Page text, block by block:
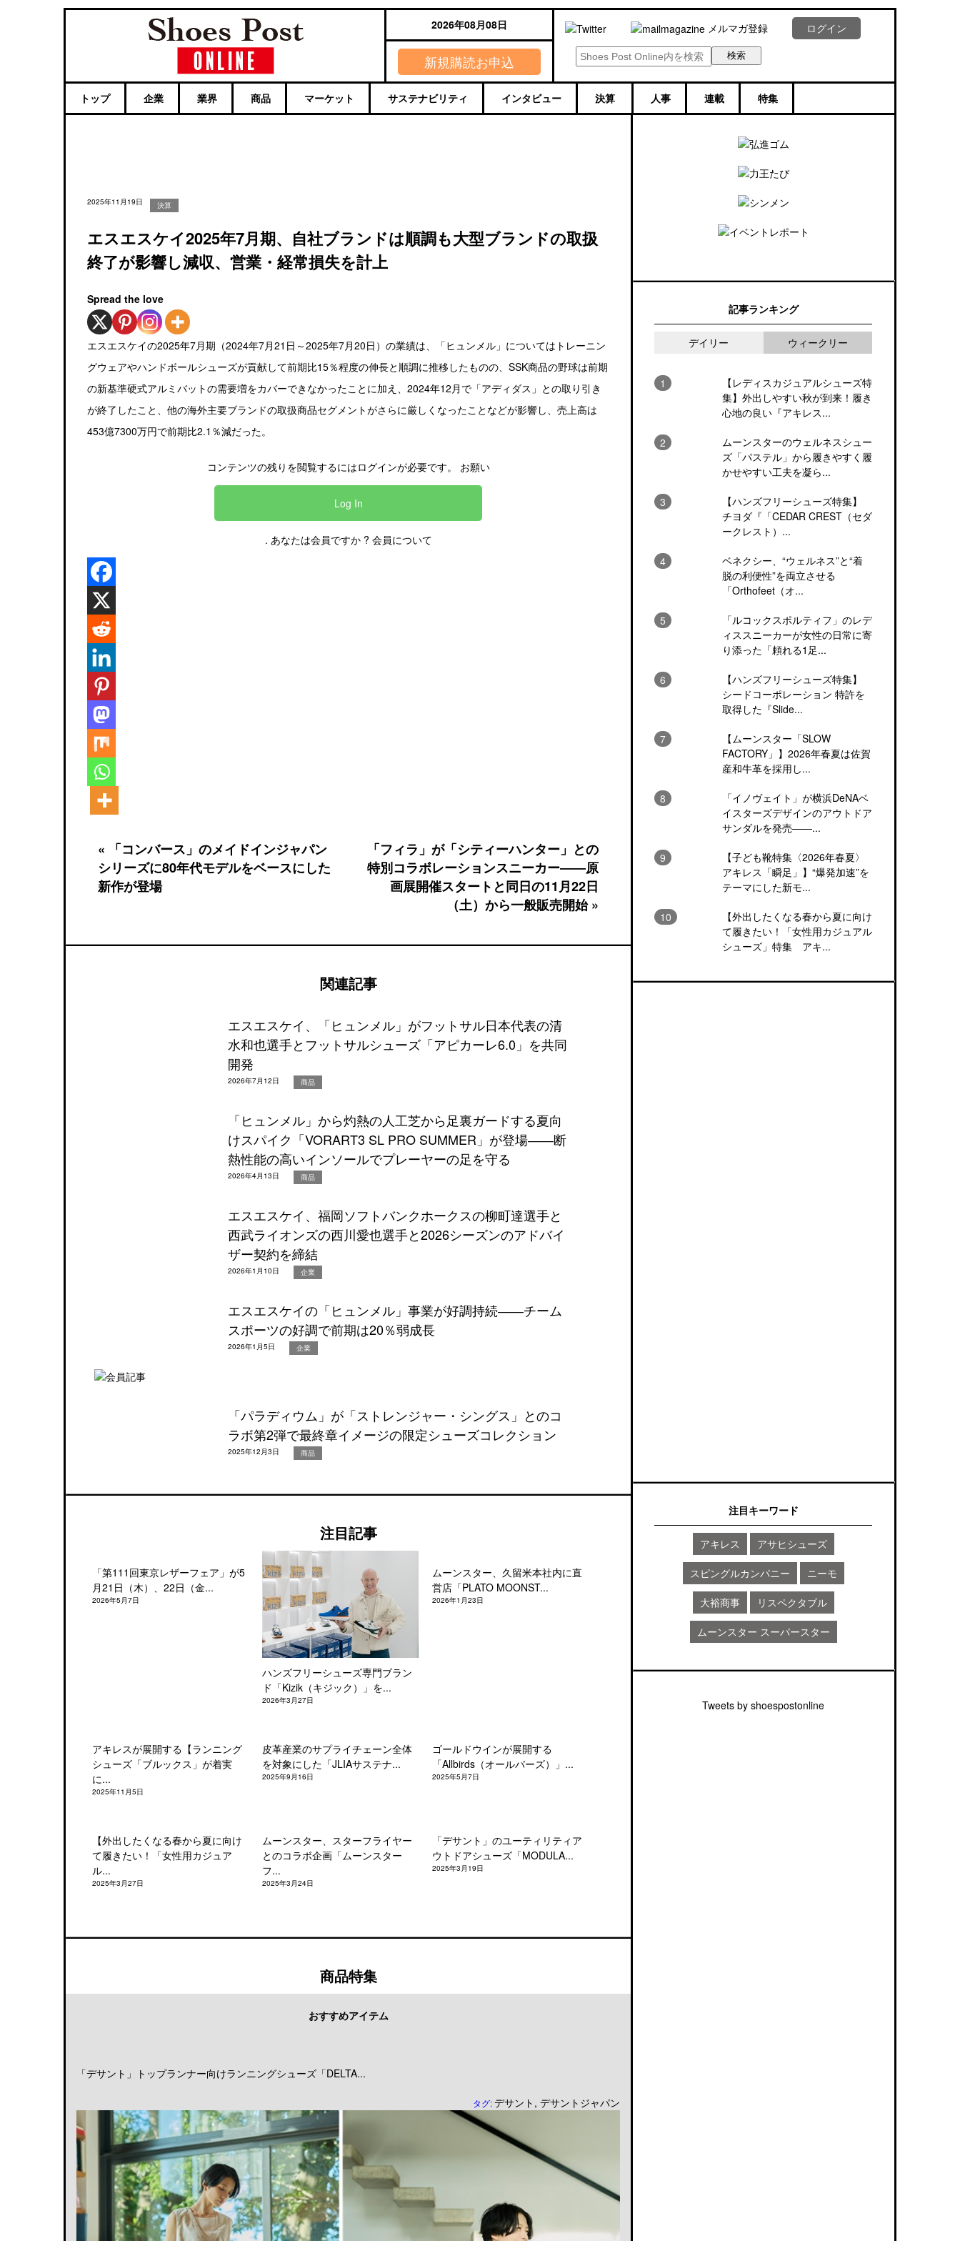
2026年08月08日
新規購読お申込
メルマガ登録 ログイン
トップ 企業 業界 商品 マーケット サステナビリティ インタビュー 決算 人事 連載 特集
2025年11月19日 決算
エスエスケイ2025年7月期、自社ブランドは順調も大型ブランドの取扱
終了が影響し減収、営業・経常損失を計上
Spread the love
エスエスケイの2025年7月期（2024年7月21日～2025年7月20日）の業績は、「ヒュンメル」についてはトレーニン
グウェアやハンドボールシューズが貢献して前期比15％程度の伸長と順調に推移したものの、SSK商品の野球は前期
の新基準硬式アルミバットの需要増をカバーできなかったことに加え、2024年12月で「アディダス」との取り引き
が終了したこと、他の海外主要ブランドの取扱商品セグメントがさらに厳しくなったことなどが影響し、売上高は
453億7300万円で前期比2.1％減だった。
コンテンツの残りを閲覧するにはログインが必要です。 お願い
Log In
. あなたは会員ですか ? 会員について
« 「コンバース」のメイドインジャパン
シリーズに80年代モデルをベースにした
新作が登場
「フィラ」が「シティーハンター」との
特別コラボレーションスニーカー――原
画展開催スタートと同日の11月22日
（土）から一般販売開始 »
関連記事
エスエスケイ、「ヒュンメル」がフットサル日本代表の清
水和也選手とフットサルシューズ「アピカーレ6.0」を共同
開発
2026年7月12日 商品
「ヒュンメル」から灼熱の人工芝から足裏ガードする夏向
けスパイク「VORART3 SL PRO SUMMER」が登場――断
熱性能の高いインソールでプレーヤーの足を守る
2026年4月13日 商品
エスエスケイ、福岡ソフトバンクホークスの柳町達選手と
西武ライオンズの西川愛也選手と2026シーズンのアドバイ
ザー契約を締結
2026年1月10日 企業
エスエスケイの「ヒュンメル」事業が好調持続――チーム
スポーツの好調で前期は20％弱成長
2026年1月5日 企業
「パラディウム」が「ストレンジャー・シングス」とのコ
ラボ第2弾で最終章イメージの限定シューズコレクション
2025年12月3日 商品
注目記事
「第111回東京レザーフェア」が5
月21日（木）、22日（金...
2026年5月7日
ハンズフリーシューズ専門ブラン
ド「Kizik（キジック）」を...
2026年3月27日
ムーンスター、久留米本社内に直
営店「PLATO MOONST...
2026年1月23日
アキレスが展開する【ランニング
シューズ「ブルックス」が着実
に...
2025年11月5日
皮革産業のサプライチェーン全体
を対象にした「JLIAサステナ...
2025年9月16日
ゴールドウインが展開する
「Allbirds（オールバーズ）」...
2025年5月7日
【外出したくなる春から夏に向け
て履きたい！「女性用カジュア
ル...
2025年3月27日
ムーンスター、スターフライヤー
とのコラボ企画「ムーンスター
フ...
2025年3月24日
「デサント」のユーティリティア
ウトドアシューズ「MODULA...
2025年3月19日
商品特集
おすすめアイテム
「デサント」トップランナー向けランニングシューズ「DELTA...
タグ:デサント , デサントジャパン
記事ランキング
デイリー ウィークリー
【レディスカジュアルシューズ特
集】外出しやすい秋が到来！履き
心地の良い『アキレス...
ムーンスターのウェルネスシュー
ズ「パステル」から履きやすく履
かせやすい工夫を凝ら...
【ハンズフリーシューズ特集】
チヨダ『「CEDAR CREST（セダ
ークレスト）...
ベネクシー、“ウェルネス”と“着
脱の利便性”を両立させる
「Orthofeet（オ...
「ルコックスポルティフ」のレデ
ィススニーカーが女性の日常に寄
り添った「頼れる1足...
【ハンズフリーシューズ特集】
シードコーポレーション 特許を
取得した『Slide...
【ムーンスター「SLOW
FACTORY」】2026年春夏は佐賀
産和牛革を採用し...
「イノヴェイト」が横浜DeNAベ
イスターズデザインのアウトドア
サンダルを発売――...
【子ども靴特集〈2026年春夏〉
アキレス「瞬足」】“爆発加速”を
テーマにした新モ...
【外出したくなる春から夏に向け
て履きたい！「女性用カジュアル
シューズ」特集 アキ...
注目キーワード
アキレス アサヒシューズ
スピングルカンパニー ニーモ
大裕商事 リスペクタブル
ムーンスター スーパースター
Tweets by shoespostonline